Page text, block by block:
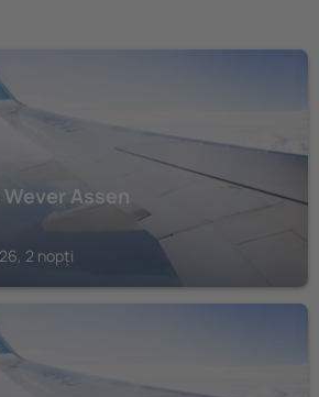
Assen
2 nopți